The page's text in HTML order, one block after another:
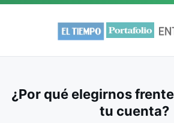
¿Por qué elegirnos
tu cuenta?